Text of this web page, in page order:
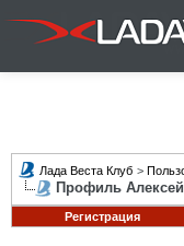
Лада Веста Клуб >
Профиль
Регистрация